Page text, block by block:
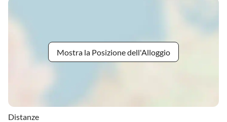
Mostra la Posizione dell'Alloggio
Distanze